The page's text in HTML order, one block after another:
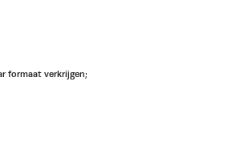
formaat verkrijgen;